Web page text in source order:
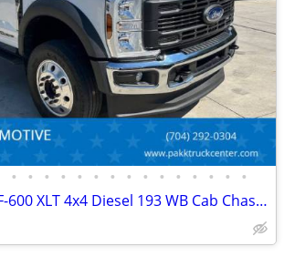
• • • • • • • • • • • • • • •
2023 Ford F600 F-600 XLT 4x4 Diesel 193 WB Cab Chassis Fully Loaded